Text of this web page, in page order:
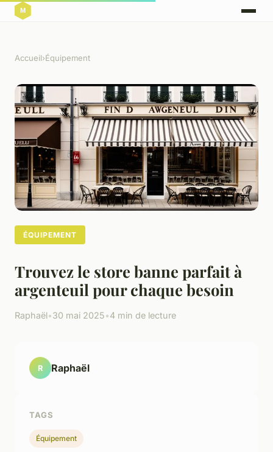
Accueil›Équipement
ÉQUIPEMENT
Trouvez le store banne parfait à
argenteuil pour chaque besoin
Raphaël•30 mai 2025•4 min de lecture
R Raphaël
TAGS
Équipement